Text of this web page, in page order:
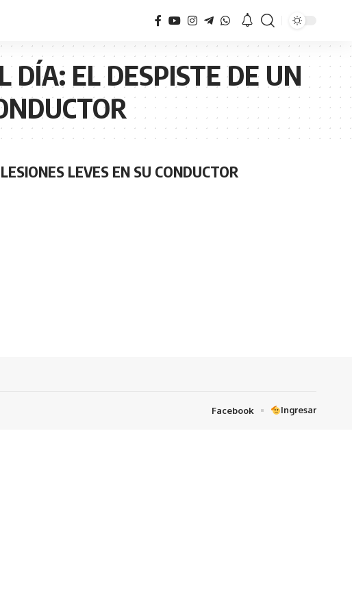
DÍA: EL DESPISTE DE UN
LEVES EN SU CONDUCTOR
Facebook Ingresar